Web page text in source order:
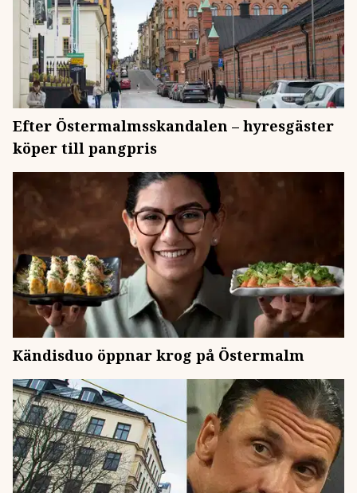
Efter Östermalmsskandalen – hyresgäster
köper till pangpris
Kändisduo öppnar krog på Östermalm